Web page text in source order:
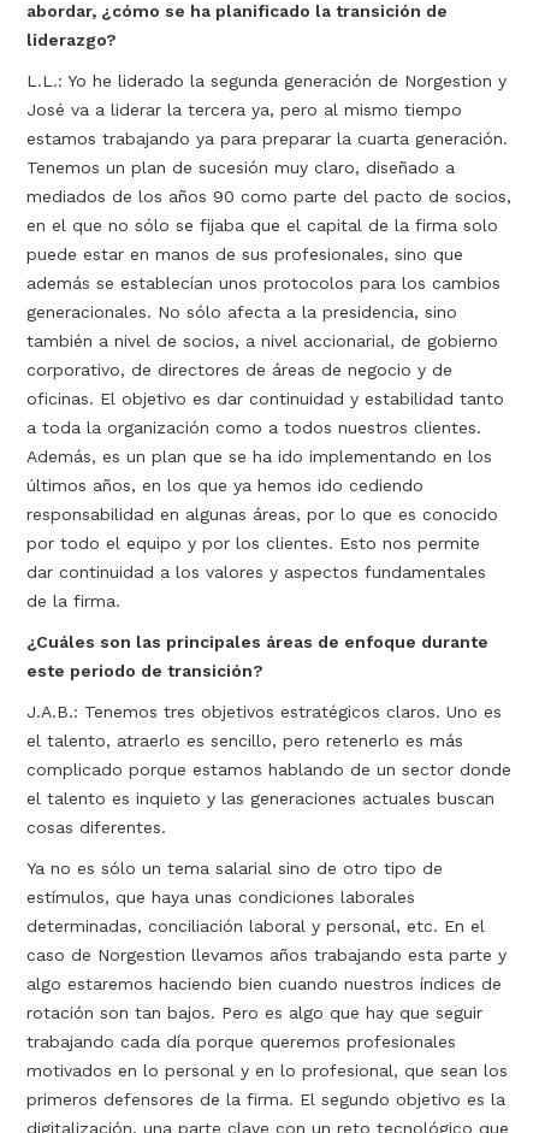
abordar, ¿cómo se ha planificado la transición de
liderazgo?
L.L.: Yo he liderado la segunda generación de Norgestion y
José va a liderar la tercera ya, pero al mismo tiempo
estamos trabajando ya para preparar la cuarta generación.
Tenemos un plan de sucesión muy claro, diseñado a
mediados de los años 90 como parte del pacto de socios,
en el que no sólo se fijaba que el capital de la firma solo
puede estar en manos de sus profesionales, sino que
además se establecían unos protocolos para los cambios
generacionales. No sólo afecta a la presidencia, sino
también a nivel de socios, a nivel accionarial, de gobierno
corporativo, de directores de áreas de negocio y de
oficinas. El objetivo es dar continuidad y estabilidad tanto
a toda la organización como a todos nuestros clientes.
Además, es un plan que se ha ido implementando en los
últimos años, en los que ya hemos ido cediendo
responsabilidad en algunas áreas, por lo que es conocido
por todo el equipo y por los clientes. Esto nos permite
dar continuidad a los valores y aspectos fundamentales
de la firma.
¿Cuáles son las principales áreas de enfoque durante
este periodo de transición?
J.A.B.: Tenemos tres objetivos estratégicos claros. Uno es
el talento, atraerlo es sencillo, pero retenerlo es más
complicado porque estamos hablando de un sector donde
el talento es inquieto y las generaciones actuales buscan
cosas diferentes.
Ya no es sólo un tema salarial sino de otro tipo de
estímulos, que haya unas condiciones laborales
determinadas, conciliación laboral y personal, etc. En el
caso de Norgestion llevamos años trabajando esta parte y
algo estaremos haciendo bien cuando nuestros índices de
rotación son tan bajos. Pero es algo que hay que seguir
trabajando cada día porque queremos profesionales
motivados en lo personal y en lo profesional, que sean los
primeros defensores de la firma. El segundo objetivo es la
digitalización, una parte clave con un reto tecnológico que